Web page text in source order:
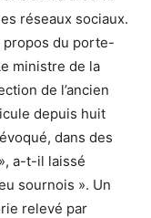
réseaux sociaux.
propos du porte-
ministre de la
de l’ancien
depuis huit
dans des
a-t-il laissé
sournois ». Un
relevé par